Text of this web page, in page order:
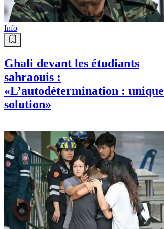
Info
Ghali devant les étudiants
sahraouis :
«L’autodétermination : unique
solution»